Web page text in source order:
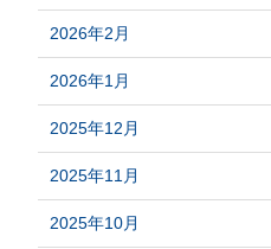
2026年2月
2026年1月
2025年12月
2025年11月
2025年10月